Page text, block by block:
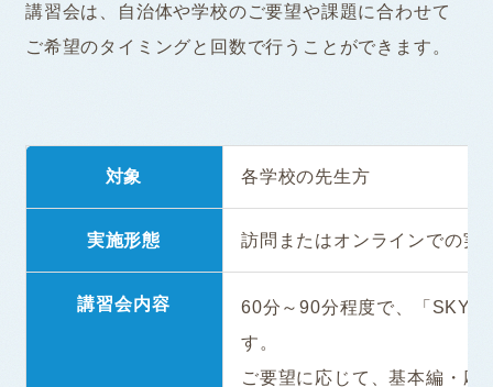
講習会は、自治体や学校のご要望や課題に合わせて
ご希望のタイミングと回数で行うことができます。
対象 各学校の先生方
実施形態 訪問またはオンラインでの実
講習会内容
60分～90分程度で、「
す。
ご要望に応じて、基本編・応